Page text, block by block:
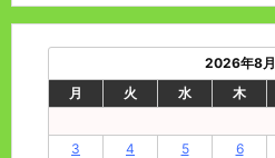
2026年8月
月
火 水 木
3
4 5 6